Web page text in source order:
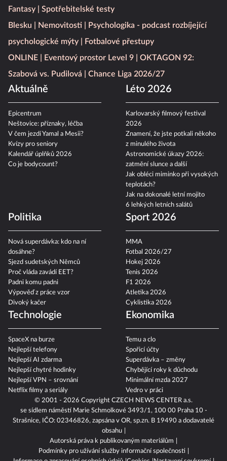
© 2001 - 2026 Copyright CZECH NEWS CENTER a.s.
se sídlem náměstí Marie Schmolkové 3493/1, 100 00 Praha 10 -
Strašnice, IČO: 02346826, zapsána v OR, sp.zn. B 19490 a dodavatelé
obsahu
Autorská práva k publikovaným materiálům
Podmínky pro užívání služby informační společnosti
Fantasy
Spotřebitelské testy
Blesku
Nemovitosti
Psychologika - podcast rozbíjející
psychologické mýty
Fotbalové přestupy
ONLINE
Eventový prostor Level 9
OKTAGON 92:
Szabová vs. Pudilová
Chance Liga 2026/27
Aktuálně
Epicentrum
Neštovice: příznaky, léčba
V čem jezdí Yamal a Mesii?
Kvízy pro seniory
Kalendář úplňků 2026
Co je bodycount?
Léto 2026
Karlovarský filmový festival
2026
Znamení, že jste potkali někoho
z minulého života
Astronomické úkazy 2026:
zatmění slunce a další
Jak obléci miminko při vysokých
teplotách?
Jak na dokonalé letní mojito
6 lehkých letních salátů
Politika
Nová superdávka: kdo na ní
dosáhne?
Sjezd sudetských Němců
Proč vláda zavádí EET?
Padni komu padni
Výpověď z práce vzor
Divoký kačer
Sport 2026
MMA
Fotbal 2026/27
Hokej 2026
Tenis 2026
F1 2026
Atletika 2026
Cyklistika 2026
Technologie
SpaceX na burze
Nejlepší telefony
Nejlepší AI zdarma
Nejlepší chytré hodinky
Nejlepší VPN – srovnání
Netflix filmy a seriály
Ekonomika
Temu a clo
Spořicí účty
Superdávka – změny
Chybějící roky k důchodu
Minimální mzda 2027
Vedro v práci